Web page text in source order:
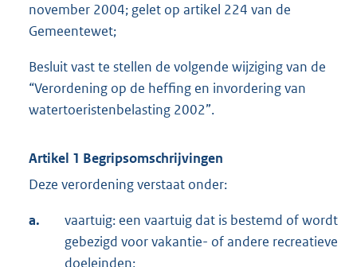
november 2004; gelet op artikel 224 van de
Gemeentewet;
Besluit vast te stellen de volgende wijziging van de
“Verordening op de heffing en invordering van
watertoeristenbelasting 2002”.
Artikel 1 Begripsomschrijvingen
Deze verordening verstaat onder:
a.
vaartuig: een vaartuig dat is bestemd of wordt
gebezigd voor vakantie- of andere recreatie­ve
doeleinden;